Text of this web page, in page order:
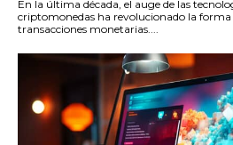
En la última década, el auge de las
criptomonedas ha revolucionado la forma
transacciones monetarias....